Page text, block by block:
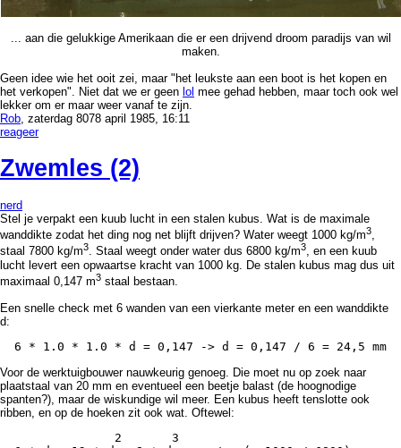
... aan die gelukkige Amerikaan die er een drijvend droom paradijs van wil
maken.
Geen idee wie het ooit zei, maar
het leukste aan een boot is het kopen en
het verkopen . Niet dat we er geen lol mee gehad hebben, maar toch ook wel
lekker om er maar weer vanaf te zijn.
Rob, zaterdag 8078 april 1985, 16:11
reageer
Zwemles (2)
nerd
Stel je verpakt een kuub lucht in een stalen kubus. Wat is de maximale
wanddikte zodat het ding nog net blijft drijven? Water weegt 1000 kg/m3,
staal 7800 kg/m3. Staal weegt onder water dus 6800 kg/m3, en een kuub
lucht levert een opwaartse kracht van 1000 kg. De stalen kubus mag dus uit
maximaal 0,147 m3 staal bestaan.
Een snelle check met 6 wanden van een vierkante meter en een wanddikte
d:
Voor de werktuigbouwer nauwkeurig genoeg. Die moet nu op zoek naar
plaatstaal van 20 mm en eventueel een beetje balast (de hoognodige
spanten?), maar de wiskundige wil meer. Een kubus heeft tenslotte ook
ribben, en op de hoeken zit ook wat. Oftewel:
                2       3